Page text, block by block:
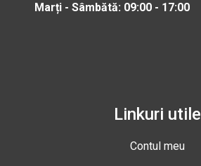
Marți - Sâmbătă: 09:00 - 17:00
Linkuri utile
Contul meu